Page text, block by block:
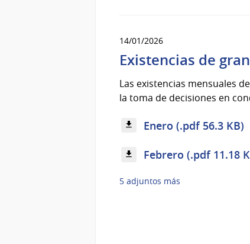
14/01/2026
Existencias de
Las existencias mensuales
la toma de decisiones en
Enero (.pdf 56.3 KB)
Febrero (.pdf 11.18
5 adjuntos más